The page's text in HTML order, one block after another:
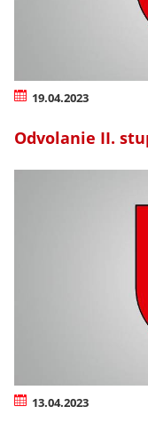
19.04.2023
Odvolanie II.
13.04.2023